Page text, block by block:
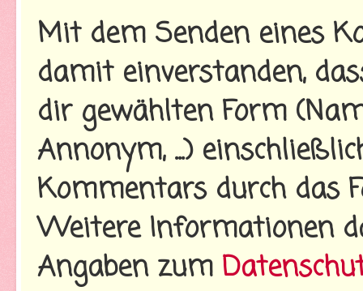
Mit dem Senden eines
damit einverstanden,
dir gewählten Form
Annonym, ...)
Kommentars durch das
Weitere Informationen
Angaben zum